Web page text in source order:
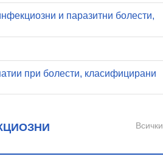
и паразитни болести,
при болести, класифицирани
Всички